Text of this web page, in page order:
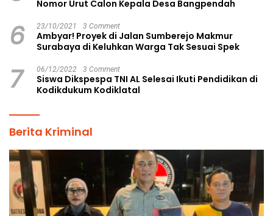
Nomor Urut Calon Kepala Desa Bangpendah
6 23/10/2021 3 Comment
Ambyar! Proyek di Jalan Sumberejo Makmur
Surabaya di Keluhkan Warga Tak Sesuai Spek
7 06/12/2022 3 Comment
Siswa Dikspespa TNI AL Selesai Ikuti Pendidikan di
Kodikdukum Kodiklatal
Berita Kriminal